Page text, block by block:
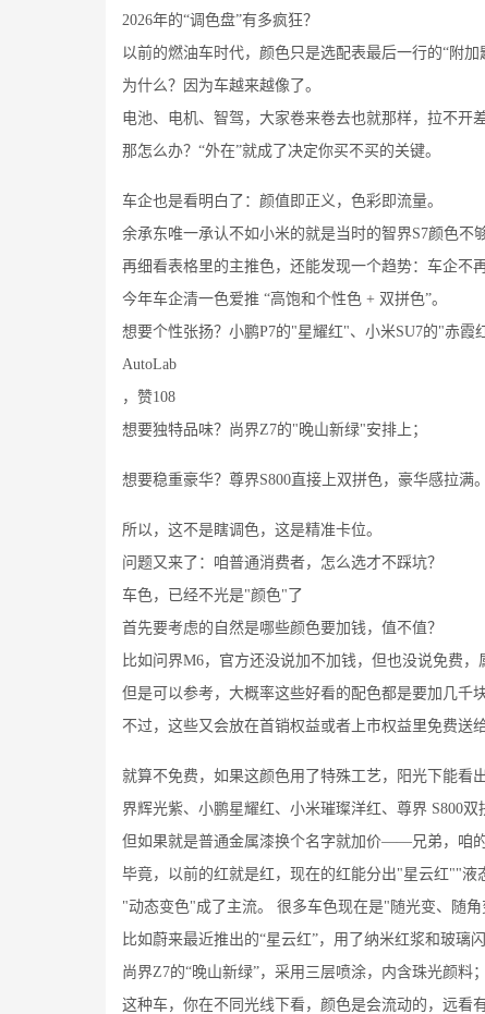
2026年的“调色盘”有多疯狂？
以前的燃油车时代，颜色只是选配表最后一行的“附加
为什么？因为车越来越像了。
电池、电机、智驾，大家卷来卷去也就那样，拉不开差
那怎么办？“外在”就成了决定你买不买的关键。
车企也是看明白了：颜值即正义，色彩即流量。
余承东唯一承认不如小米的就是当时的智界S7颜色不够
再细看表格里的主推色，还能发现一个趋势：车企不
今年车企清一色爱推 “高饱和个性色 + 双拼色”。
想要个性张扬？小鹏P7的"星耀红"、小米SU7的"赤霞
AutoLab
，赞108
想要独特品味？尚界Z7的"晚山新绿"安排上；
想要稳重豪华？尊界S800直接上双拼色，豪华感拉满。
所以，这不是瞎调色，这是精准卡位。
问题又来了：咱普通消费者，怎么选才不踩坑？
车色，已经不光是"颜色"了
首先要考虑的自然是哪些颜色要加钱，值不值？
比如问界M6，官方还没说加不加钱，但也没说免费，
但是可以参考，大概率这些好看的配色都是要加几千块
不过，这些又会放在首销权益或者上市权益里免费送
就算不免费，如果这颜色用了特殊工艺，阳光下能看
界辉光紫、小鹏星耀红、小米璀璨洋红、尊界 S800双
但如果就是普通金属漆换个名字就加价——兄弟，咱的
毕竟，以前的红就是红，现在的红能分出"星云红""
"动态变色"成了主流。 很多车色现在是"随光变、随角
比如蔚来最近推出的“星云红”，用了纳米红浆和玻璃闪
尚界Z7的“晚山新绿”，采用三层喷涂，内含珠光颜料；
这种车，你在不同光线下看，颜色是会流动的，远看